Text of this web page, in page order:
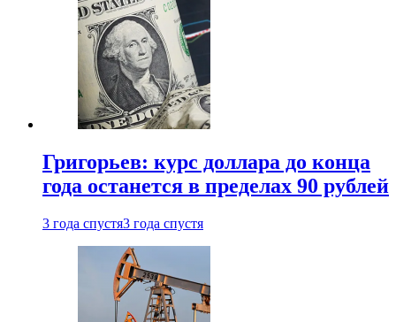
Григорьев: курс доллара до конца
года останется в пределах 90 рублей
3 года спустя3 года спустя